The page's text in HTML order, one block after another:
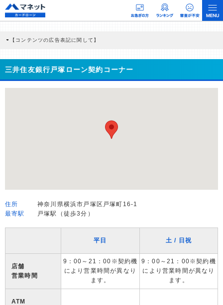
【コンテンツの広告表記に関して】
商品を根拠なくPRするものではなく、当編集部の調査／ユーザーへの口コミ収集な
どに基づき、公平性を担保した情報提供を行っています。
>提携企業一覧
三井住友銀行戸塚ローン契約コーナー
住所
神奈川県横浜市戸塚区戸塚町16-1
最寄駅
戸塚駅（徒歩3分）
平日 土 / 日祝
店舗
営業時間
9：00～21：00※契約機
により営業時間が異なり
ます。
9：00～21：00※契約機
により営業時間が異なり
ます。
ATM